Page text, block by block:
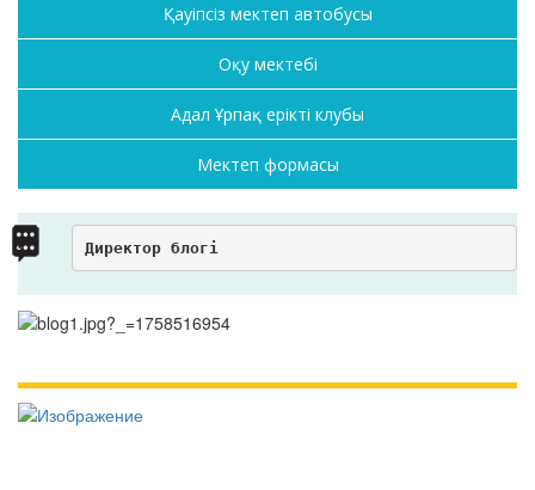
Қауіпсіз мектеп автобусы
Оқу мектебі
Адал Ұрпақ ерікті клубы
Мектеп формасы
Директор блогі